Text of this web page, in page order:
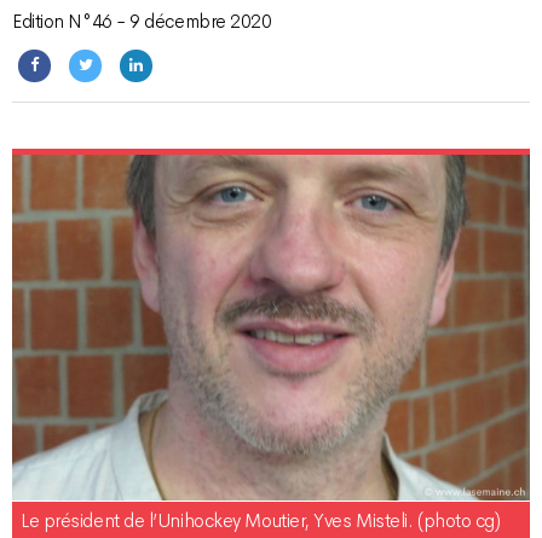
Edition N°46 - 9 décembre 2020
Le président de l’Unihockey Moutier, Yves Misteli. (photo cg)